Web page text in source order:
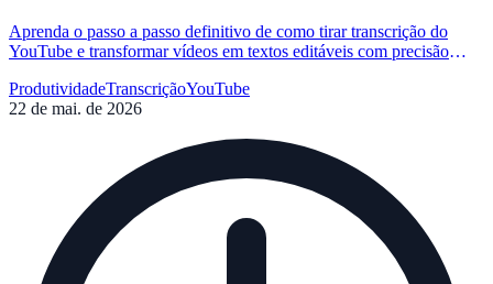
Aprenda o passo a passo definitivo de como tirar transcrição do
YouTube e transformar vídeos em textos editáveis com precisão
ProdutividadeTranscriçãoYouTube
22 de mai. de 2026